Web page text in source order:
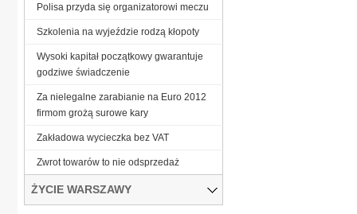
Polisa przyda się organizatorowi meczu
Szkolenia na wyjeździe rodzą kłopoty
Wysoki kapitał początkowy gwarantuje
godziwe świadczenie
Za nielegalne zarabianie na Euro 2012
firmom grożą surowe kary
Zakładowa wycieczka bez VAT
Zwrot towarów to nie odsprzedaż
ŻYCIE WARSZAWY